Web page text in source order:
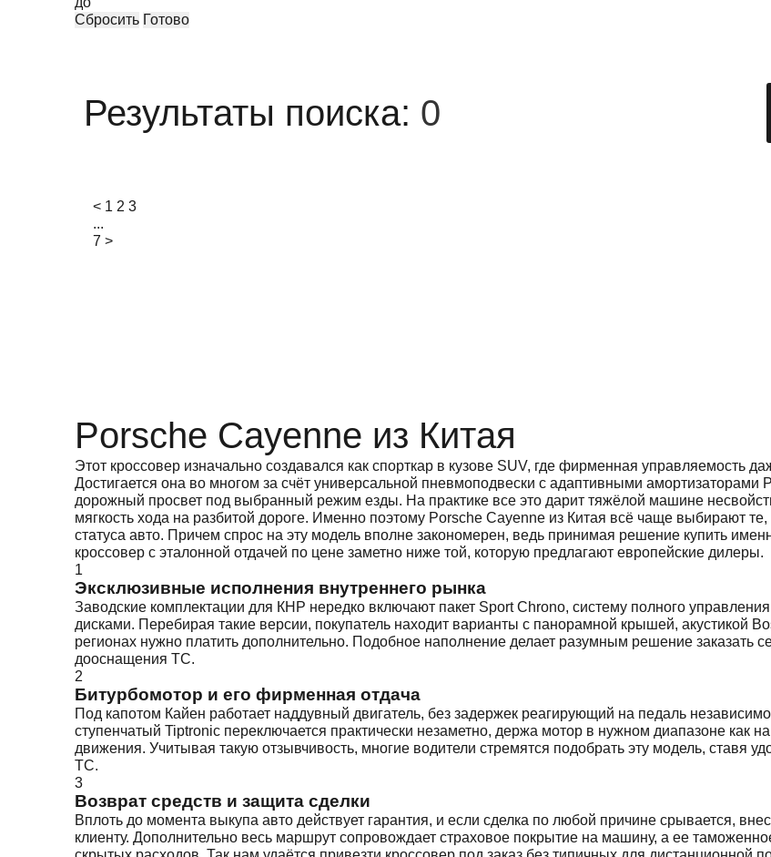
Сбросить Готово
Результаты поиска: 0
< 1 2 3
...
7 >
Porsche Cayenne из Китая
Этот кроссовер изначально создавался как спорткар в кузове SUV, где фирменная управляемость
Достигается она во многом за счёт универсальной пневмоподвески с адаптивными амортизаторами
дорожный просвет под выбранный режим езды. На практике все это дарит тяжёлой машине
мягкость хода на разбитой дороге. Именно поэтому Porsche Cayenne из Китая всё чаще выбирают
статуса авто. Причем спрос на эту модель вполне закономерен, ведь принимая решение купить
кроссовер с эталонной отдачей по цене заметно ниже той, которую предлагают европейские дилеры.
1
Эксклюзивные исполнения внутреннего рынка
Заводские комплектации для КНР нередко включают пакет Sport Chrono, систему полного
дисками. Перебирая такие версии, покупатель находит варианты с панорамной крышей, акустикой
регионах нужно платить дополнительно. Подобное наполнение делает разумным решение заказать
дооснащения ТС.
2
Битурбомотор и его фирменная отдача
Под капотом Кайен работает наддувный двигатель, без задержек реагирующий на педаль
ступенчатый Tiptronic переключается практически незаметно, держа мотор в нужном диапазоне как
движения. Учитывая такую отзывчивость, многие водители стремятся подобрать эту модель, ставя
ТС.
3
Возврат средств и защита сделки
Вплоть до момента выкупа авто действует гарантия, и если сделка по любой причине срывается,
клиенту. Дополнительно весь маршрут сопровождает страховое покрытие на машину, а ее